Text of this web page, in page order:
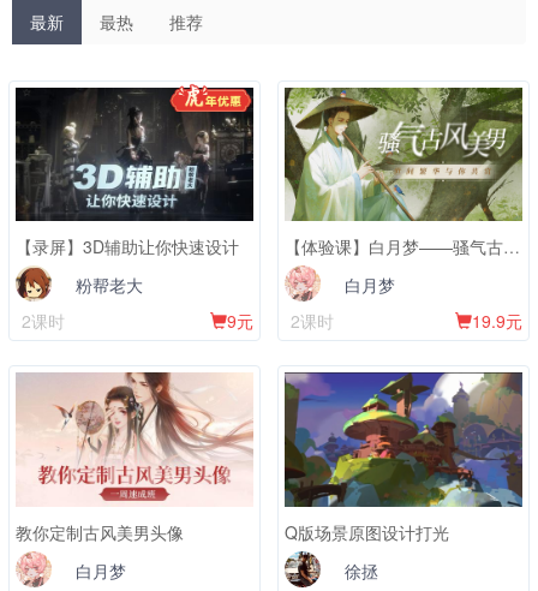
最新 最热 推荐
【录屏】3D辅助让你快速设计
粉帮老大
2课时
9元
【体验课】白月梦——骚气古风美男
白月梦
2课时
19.9元
教你定制古风美男头像
白月梦
Q版场景原图设计打光
徐拯